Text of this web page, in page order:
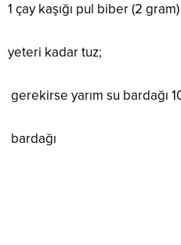
1 çay kaşığı pul biber (2 gram)
yeteri kadar tuz;
gerekirse yarım su bardağı
bardağı